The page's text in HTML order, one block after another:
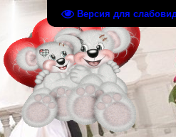
Версия для